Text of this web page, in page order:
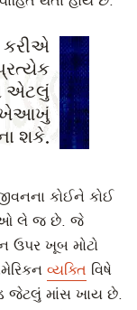
કરીએ
એટલું
શકે.
કોઈને કોઈ
લે જ છે. જે
ખૂબ મોટો
વ્યક્તિ વિષે
જેટલું માંસ ખાય છે.